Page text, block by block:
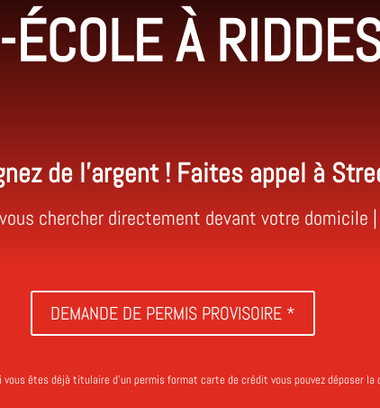
À
de l’argent ! Faites appel à
chercher directement devant votre domicile
DEMANDE DE PERMIS PROVISOIRE *
vous êtes déjà titulaire d’un permis format carte de crédit vous pouvez déposer